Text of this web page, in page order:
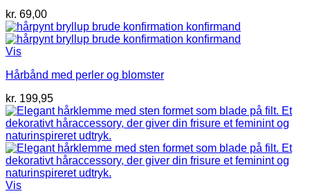
kr. 69,00
Vis
Hårbånd med perler og blomster
kr. 199,95
Vis